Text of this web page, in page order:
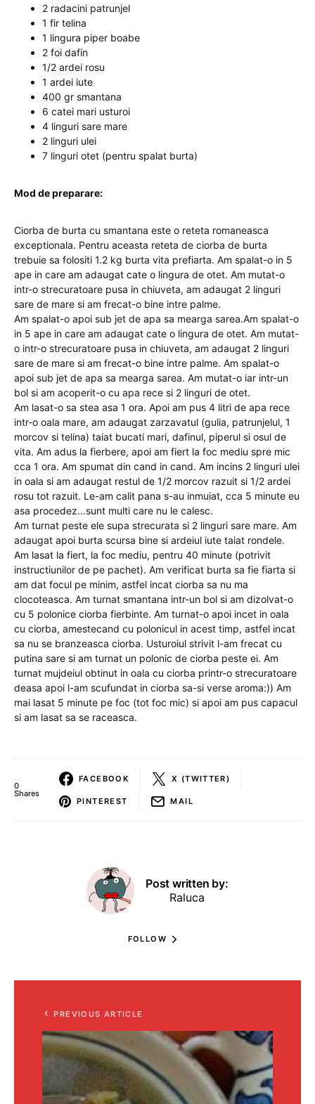
2 radacini patrunjel
1 fir telina
1 lingura piper boabe
2 foi dafin
1/2 ardei rosu
1 ardei iute
400 gr smantana
6 catei mari usturoi
4 linguri sare mare
2 linguri ulei
7 linguri otet (pentru spalat burta)
Mod de preparare:
Ciorba de burta cu smantana este o reteta romaneasca
exceptionala. Pentru aceasta reteta de ciorba de burta
trebuie sa folositi 1.2 kg burta vita prefiarta. Am spalat-o in 5
ape in care am adaugat cate o lingura de otet. Am mutat-o
intr-o strecuratoare pusa in chiuveta, am adaugat 2 linguri
sare de mare si am frecat-o bine intre palme.
Am spalat-o apoi sub jet de apa sa mearga sarea.Am spalat-o
in 5 ape in care am adaugat cate o lingura de otet. Am mutat-
o intr-o strecuratoare pusa in chiuveta, am adaugat 2 linguri
sare de mare si am frecat-o bine intre palme. Am spalat-o
apoi sub jet de apa sa mearga sarea. Am mutat-o iar intr-un
bol si am acoperit-o cu apa rece si 2 linguri de otet.
Am lasat-o sa stea asa 1 ora. Apoi am pus 4 litri de apa rece
intr-o oala mare, am adaugat zarzavatul (gulia, patrunjelul, 1
morcov si telina) taiat bucati mari, dafinul, piperul si osul de
vita. Am adus la fierbere, apoi am fiert la foc mediu spre mic
cca 1 ora. Am spumat din cand in cand. Am incins 2 linguri ulei
in oala si am adaugat restul de 1/2 morcov razuit si 1/2 ardei
rosu tot razuit. Le-am calit pana s-au inmuiat, cca 5 minute eu
asa procedez…sunt multi care nu le calesc.
Am turnat peste ele supa strecurata si 2 linguri sare mare. Am
adaugat apoi burta scursa bine si ardeiul iute taiat rondele.
Am lasat la fiert, la foc mediu, pentru 40 minute (potrivit
instructiunilor de pe pachet). Am verificat burta sa fie fiarta si
am dat focul pe minim, astfel incat ciorba sa nu ma
clocoteasca. Am turnat smantana intr-un bol si am dizolvat-o
cu 5 polonice ciorba fierbinte. Am turnat-o apoi incet in oala
cu ciorba, amestecand cu polonicul in acest timp, astfel incat
sa nu se branzeasca ciorba. Usturoiul strivit l-am frecat cu
putina sare si am turnat un polonic de ciorba peste ei. Am
turnat mujdeiul obtinut in oala cu ciorba printr-o strecuratoare
deasa apoi l-am scufundat in ciorba sa-si verse aroma:)) Am
mai lasat 5 minute pe foc (tot foc mic) si apoi am pus capacul
si am lasat sa se raceasca.
0
Shares
FACEBOOK X (TWITTER)
PINTEREST MAIL
Post written by:
Raluca
FOLLOW
PREVIOUS ARTICLE